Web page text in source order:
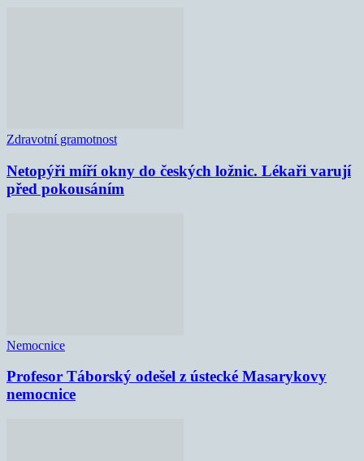
Zdravotní gramotnost
Netopýři míří okny do českých ložnic. Lékaři varují
před pokousáním
Nemocnice
Profesor Táborský odešel z ústecké Masarykovy
nemocnice